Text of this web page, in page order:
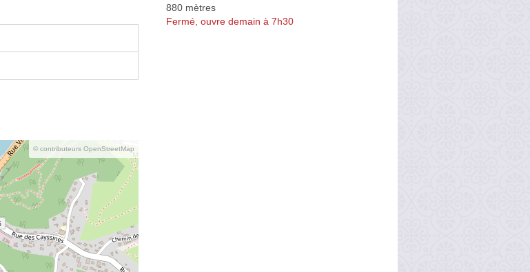
© contributeurs OpenStreetMap
880 mètres
Fermé, ouvre demain à 7h30